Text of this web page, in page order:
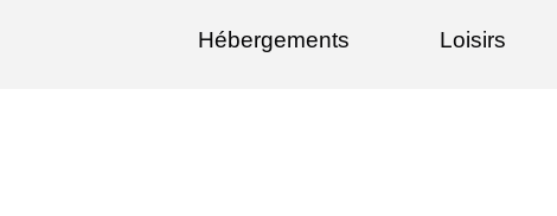
Hébergements Loisirs